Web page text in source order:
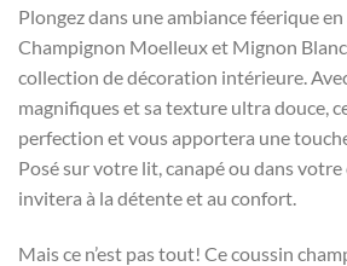
Plongez dans une ambiance féerique
Champignon Moelleux et Mignon
collection de décoration intérieure.
magnifiques et sa texture ultra douce,
perfection et vous apportera une
Posé sur votre lit, canapé ou dans
invitera à la détente et au confort.
Mais ce n’est pas tout! Ce coussin